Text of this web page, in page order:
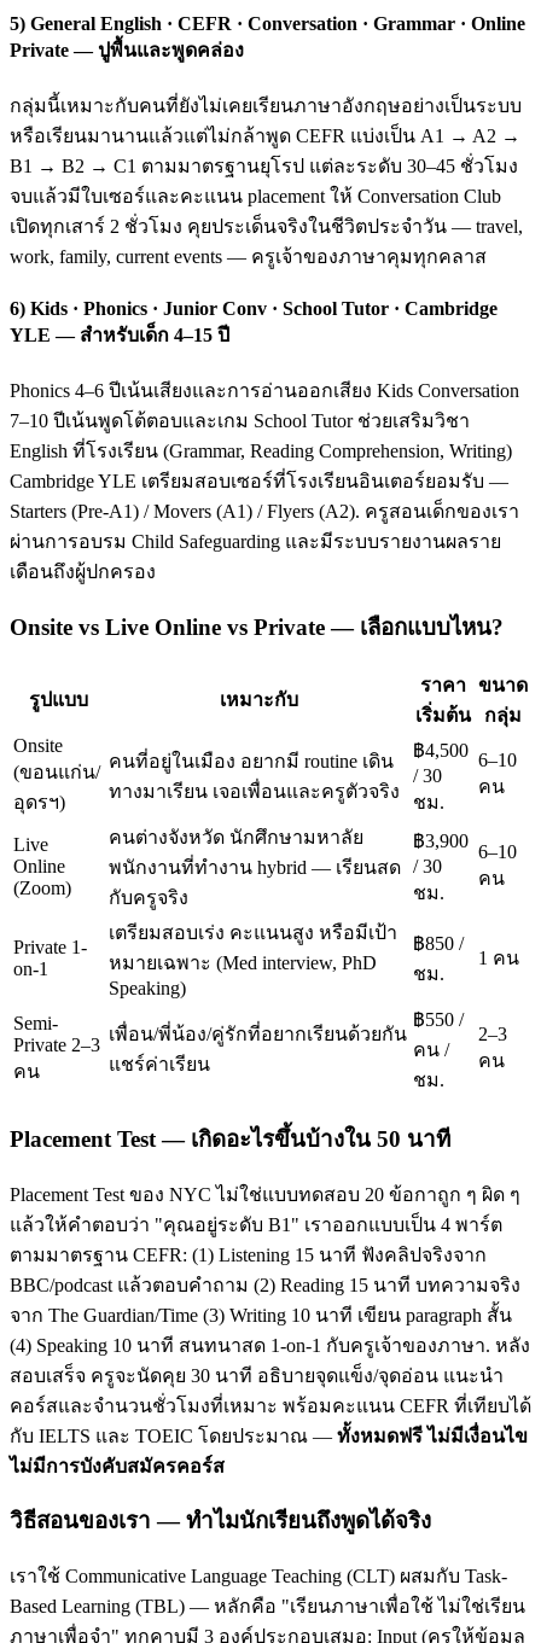
5) General English · CEFR · Conversation · Grammar · Online
Private — ปูพื้นและพูดคล่อง
กลุ่มนี้เหมาะกับคนที่ยังไม่เคยเรียนภาษาอังกฤษอย่างเป็นระบบ
หรือเรียนมานานแล้วแต่ไม่กล้าพูด CEFR แบ่งเป็น A1 → A2 →
B1 → B2 → C1 ตามมาตรฐานยุโรป แต่ละระดับ 30–45 ชั่วโมง
จบแล้วมีใบเซอร์และคะแนน placement ให้ Conversation Club
เปิดทุกเสาร์ 2 ชั่วโมง คุยประเด็นจริงในชีวิตประจำวัน — travel,
work, family, current events — ครูเจ้าของภาษาคุมทุกคลาส
6) Kids · Phonics · Junior Conv · School Tutor · Cambridge
YLE — สำหรับเด็ก 4–15 ปี
Phonics 4–6 ปีเน้นเสียงและการอ่านออกเสียง Kids Conversation
7–10 ปีเน้นพูดโต้ตอบและเกม School Tutor ช่วยเสริมวิชา
English ที่โรงเรียน (Grammar, Reading Comprehension, Writing)
Cambridge YLE เตรียมสอบเซอร์ที่โรงเรียนอินเตอร์ยอมรับ —
Starters (Pre-A1) / Movers (A1) / Flyers (A2). ครูสอนเด็กของเรา
ผ่านการอบรม Child Safeguarding และมีระบบรายงานผลราย
เดือนถึงผู้ปกครอง
Onsite vs Live Online vs Private — เลือกแบบไหน?
รูปแบบ เหมาะกับ
ราคา
เริ่มต้น
ขนาด
กลุ่ม
Onsite
(ขอนแก่น/
อุดรฯ)
คนที่อยู่ในเมือง อยากมี routine เดิน
ทางมาเรียน เจอเพื่อนและครูตัวจริง
฿4,500
/ 30
ชม.
6–10
คน
Live
Online
(Zoom)
คนต่างจังหวัด นักศึกษามหาลัย
พนักงานที่ทำงาน hybrid — เรียนสด
กับครูจริง
฿3,900
/ 30
ชม.
6–10
คน
Private 1-
on-1
เตรียมสอบเร่ง คะแนนสูง หรือมีเป้า
หมายเฉพาะ (Med interview, PhD
Speaking)
฿850 /
ชม.
1 คน
Semi-
Private 2–3
คน
เพื่อน/พี่น้อง/คู่รักที่อยากเรียนด้วยกัน
แชร์ค่าเรียน
฿550 /
คน /
ชม.
2–3
คน
Placement Test — เกิดอะไรขึ้นบ้างใน 50 นาที
Placement Test ของ NYC ไม่ใช่แบบทดสอบ 20 ข้อกาถูก ๆ ผิด ๆ
แล้วให้คำตอบว่า "คุณอยู่ระดับ B1" เราออกแบบเป็น 4 พาร์ต
ตามมาตรฐาน CEFR: (1) Listening 15 นาที ฟังคลิปจริงจาก
BBC/podcast แล้วตอบคำถาม (2) Reading 15 นาที บทความจริง
จาก The Guardian/Time (3) Writing 10 นาที เขียน paragraph สั้น
(4) Speaking 10 นาที สนทนาสด 1-on-1 กับครูเจ้าของภาษา. หลัง
สอบเสร็จ ครูจะนัดคุย 30 นาที อธิบายจุดแข็ง/จุดอ่อน แนะนำ
คอร์สและจำนวนชั่วโมงที่เหมาะ พร้อมคะแนน CEFR ที่เทียบได้
กับ IELTS และ TOEIC โดยประมาณ — ทั้งหมดฟรี ไม่มีเงื่อนไข
ไม่มีการบังคับสมัครคอร์ส
วิธีสอนของเรา — ทำไมนักเรียนถึงพูดได้จริง
เราใช้ Communicative Language Teaching (CLT) ผสมกับ Task-
Based Learning (TBL) — หลักคือ "เรียนภาษาเพื่อใช้ ไม่ใช่เรียน
ภาษาเพื่อจำ" ทุกคาบมี 3 องค์ประกอบเสมอ: Input (ครูให้ข้อมูล